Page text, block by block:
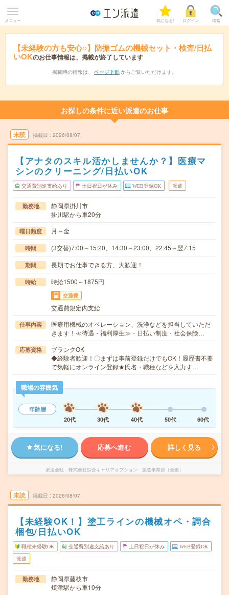
メニュー 気になる! ログイン 検索
【未経験の方も安心○】防振ゴムの機械セット・検査/日払
いOKのお仕事情報は、掲載が終了しています
掲載時の情報は、 ページ下部 からご覧いただけます。
お探しの条件に近い派遣のお仕事
未読 掲載日 2026/08/07
【アナタのスキル活かしませんか？】医療マ
シンのクリーニング/日払いOK
交通費別途支給あり 土日祝日が休み WEB登録OK 派遣
勤務地
静岡県掛川市
掛川駅から車20分
曜日頻度 月～金
時間 (3交替)7:00～15:20、14:30～23:00、22:45～翌7:15
期間 長期でお仕事できる方、大歓迎！
時給 時給1500～1875円
交通費
交通費規定内支給
仕事内容
医療用機械のオペレーション、洗浄などを担当していただ
きます！≪待遇・福利厚生≫・日払い制度・社会保険…
応募資格
ブランクOK
◆経験者歓迎！〇まずは事前登録だけでもOK！履歴書不要
で気軽にオンライン登録★氏名・職種などを入力す…
職場の雰囲気
年齢層
20代
30代 40代 50代 60代
気になる! 応募へ進む 詳しく見る
派遣会社 株式会社綜合キャリアオプション 製造事業部（全国）
未読 掲載日 2026/08/07
【未経験OK！】塗工ラインの機械オペ・調合
梱包/日払いOK
職種未経験OK 交通費別途支給あり 土日祝日が休み WEB登録OK
派遣
勤務地
静岡県藤枝市
焼津駅から車10分